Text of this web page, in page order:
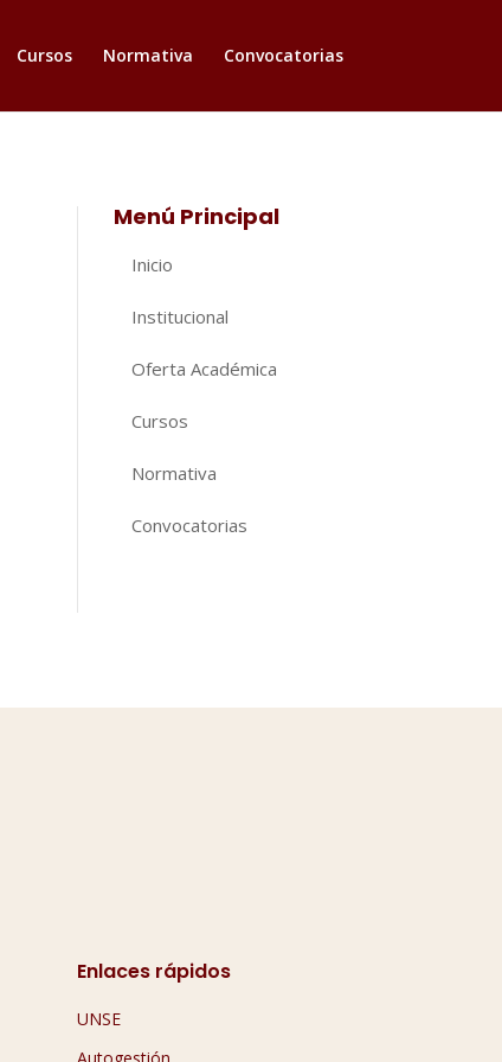
Cursos Normativa Convocatorias
Menú Principal
Inicio
Institucional
Oferta Académica
Cursos
Normativa
Convocatorias
Enlaces rápidos
UNSE
Autogestión